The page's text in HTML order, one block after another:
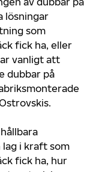
lösningar
som
fick ha, eller
vanligt att
dubbar på
lag i kraft som
fick ha, hur